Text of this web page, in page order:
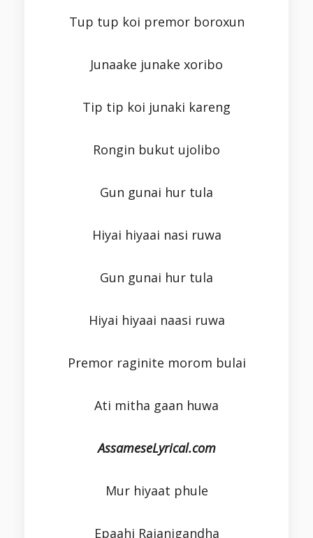
Tup tup koi premor boroxun
Junaake junake xoribo
Tip tip koi junaki kareng
Rongin bukut ujolibo
Gun gunai hur tula
Hiyai hiyaai nasi ruwa
Gun gunai hur tula
Hiyai hiyaai naasi ruwa
Premor raginite morom bulai
Ati mitha gaan huwa
AssameseLyrical.com
Mur hiyaat phule
Epaahi Rajanigandha